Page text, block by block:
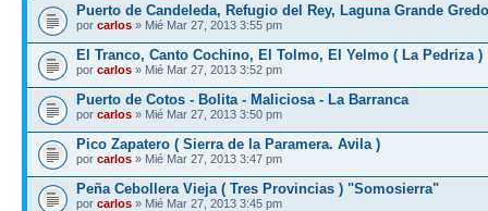
Puerto de Candeleda, Refugio del Rey, Laguna Grande
por carlos » Mié Mar 27, 2013 3:55 pm
El Tranco, Canto Cochino, El Tolmo, El Yelmo ( La Pedriza )
por carlos » Mié Mar 27, 2013 3:52 pm
Puerto de Cotos - Bolita - Maliciosa - La Barranca
por carlos » Mié Mar 27, 2013 3:50 pm
Pico Zapatero ( Sierra de la Paramera. Avila )
por carlos » Mié Mar 27, 2013 3:47 pm
Peña Cebollera Vieja ( Tres Provincias ) "Somosierra"
por carlos » Mié Mar 27, 2013 3:45 pm